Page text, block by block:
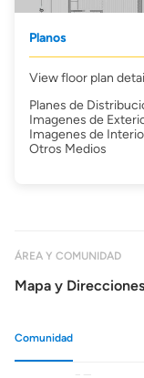
Planos
View floor plan
Planes de
Imagenes de
Imagenes de
Otros Medios
ÁREA Y COMUNIDAD
Mapa y Direcciones
Comunidad